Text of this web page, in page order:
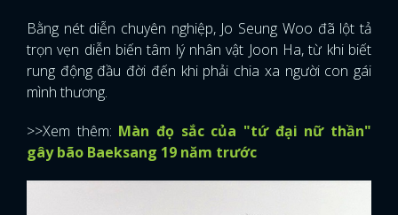
Bằng nét diễn chuyên nghiệp, Jo Seung Woo đã lột tả
trọn vẹn diễn biến tâm lý nhân vật Joon Ha, từ khi biết
rung động đầu đời đến khi phải chia xa người con gái
mình thương.
>>Xem thêm: Màn đọ sắc của "tứ đại nữ thần"
gây bão Baeksang 19 năm trước